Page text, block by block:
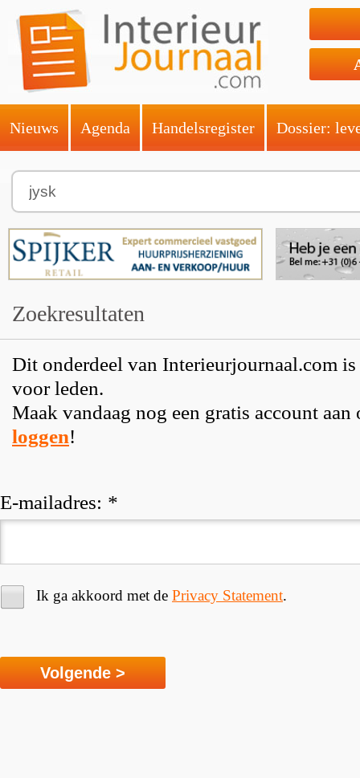
Nieuws Agenda Handelsregister Dossier:
Zoekresultaten
Dit onderdeel van Interieurjournaal.com
voor leden.
Maak vandaag nog een gratis account
loggen!
E-mailadres: *
Ik ga akkoord met de Privacy Statement.